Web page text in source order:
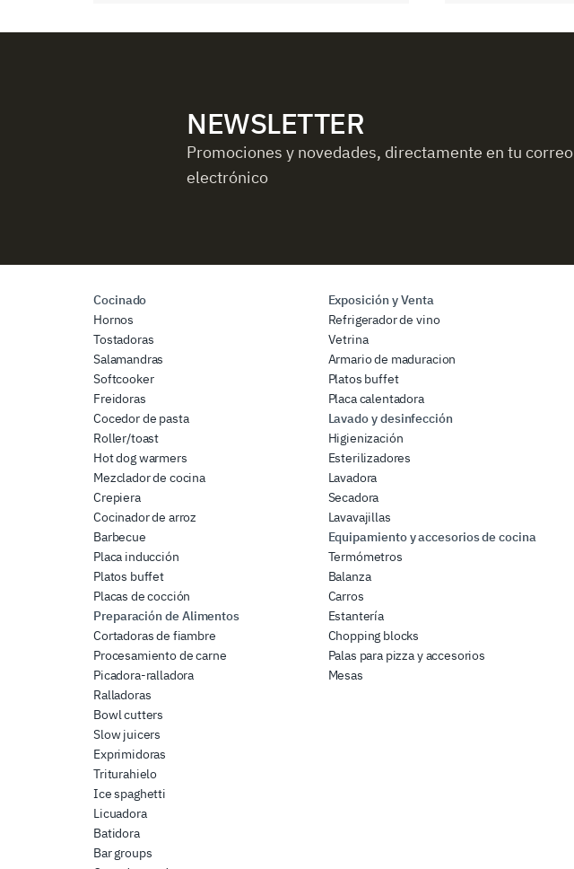
NEWSLETTER
Promociones y novedades, directamente en tu correo
electrónico
Cocinado
Hornos
Tostadoras
Salamandras
Softcooker
Freidoras
Cocedor de pasta
Roller/toast
Hot dog warmers
Mezclador de cocina
Crepiera
Cocinador de arroz
Barbecue
Placa inducción
Platos buffet
Placas de cocción
Preparación de Alimentos
Cortadoras de fiambre
Procesamiento de carne
Picadora-ralladora
Ralladoras
Bowl cutters
Slow juicers
Exprimidoras
Triturahielo
Ice spaghetti
Licuadora
Batidora
Bar groups
Exposición y Venta
Refrigerador de vino
Vetrina
Armario de maduracion
Platos buffet
Placa calentadora
Lavado y desinfección
Higienización
Esterilizadores
Lavadora
Secadora
Lavavajillas
Equipamiento y accesorios de cocina
Termómetros
Balanza
Carros
Estantería
Chopping blocks
Palas para pizza y accesorios
Mesas